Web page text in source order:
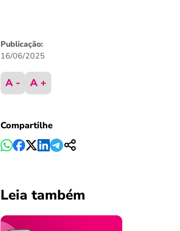
Publicação:
16/06/2025
A - A +
Compartilhe
Leia também